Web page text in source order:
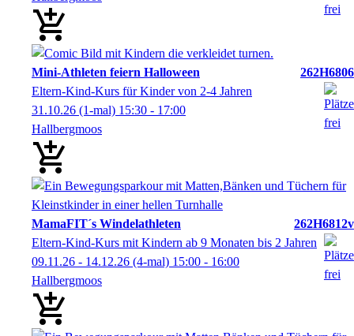
Mini-Athleten feiern Halloween
262H6806
Eltern-Kind-Kurs für Kinder von 2-4 Jahren
31.10.26 (1-mal) 15:30 - 17:00
Hallbergmoos
MamaFIT´s Windelathleten
262H6812v
Eltern-Kind-Kurs mit Kindern ab 9 Monaten bis 2 Jahren
09.11.26 - 14.12.26 (4-mal) 15:00 - 16:00
Hallbergmoos